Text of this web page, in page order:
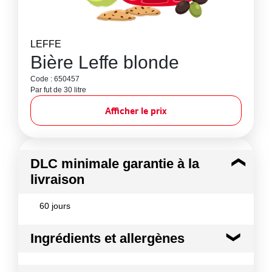
LEFFE
Bière Leffe blonde
Code : 650457
Par fut de 30 litre
Afficher le prix
DLC minimale garantie à la
livraison
60 jours
Ingrédients et allergènes